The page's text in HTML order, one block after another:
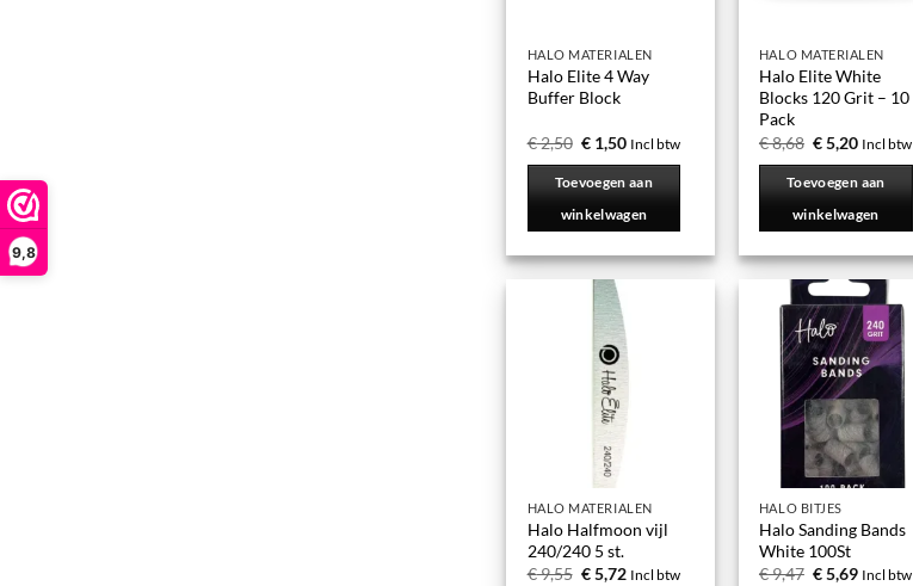
9,8
HALO MATERIALEN
Halo Elite 4 Way
Buffer Block
€2,50 €1,50 Incl btw
Toevoegen aan
winkelwagen
HALO MATERIALEN
Halo Elite White
Blocks 120 Grit – 10
Pack
€8,68 €5,20 Incl btw
Toevoegen aan
winkelwagen
HALO MATERIALEN
Halo Halfmoon vijl
240/240 5 st.
€9,55 €5,72 Incl btw
HALO BITJES
Halo Sanding Bands
White 100St
€9,47 €5,69 Incl btw